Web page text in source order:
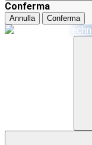
Conferma
Annulla Conferma